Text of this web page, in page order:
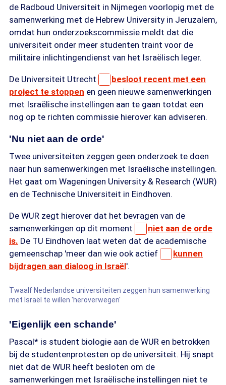
de Radboud Universiteit in Nijmegen voorlopig met de
samenwerking met de Hebrew University in Jeruzalem,
omdat hun onderzoekscommissie meldt dat die
universiteit onder meer studenten traint voor de
militaire inlichtingendienst van het Israëlisch leger.
De Universiteit Utrecht
besloot recent met een
project te stoppen en geen nieuwe samenwerkingen
met Israëlische instellingen aan te gaan totdat een
nog op te richten commissie hierover kan adviseren.
'Nu niet aan de orde'
Twee universiteiten zeggen geen onderzoek te doen
naar hun samenwerkingen met Israëlische instellingen.
Het gaat om Wageningen University & Research (WUR)
en de Technische Universiteit in Eindhoven.
De WUR zegt hierover dat het bevragen van de
samenwerkingen op dit moment
niet aan de orde
is. De TU Eindhoven laat weten dat de academische
gemeenschap 'meer dan wie ook actief
kunnen
bijdragen aan dialoog in Israël'.
Twaalf Nederlandse universiteiten zeggen hun samenwerking
met Israël te willen 'heroverwegen'
'Eigenlijk een schande'
Pascal* is student biologie aan de WUR en betrokken
bij de studentenprotesten op de universiteit. Hij snapt
niet dat de WUR heeft besloten om de
samenwerkingen met Israëlische instellingen niet te